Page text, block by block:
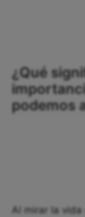
¿Qué
podemos
Al mirar la